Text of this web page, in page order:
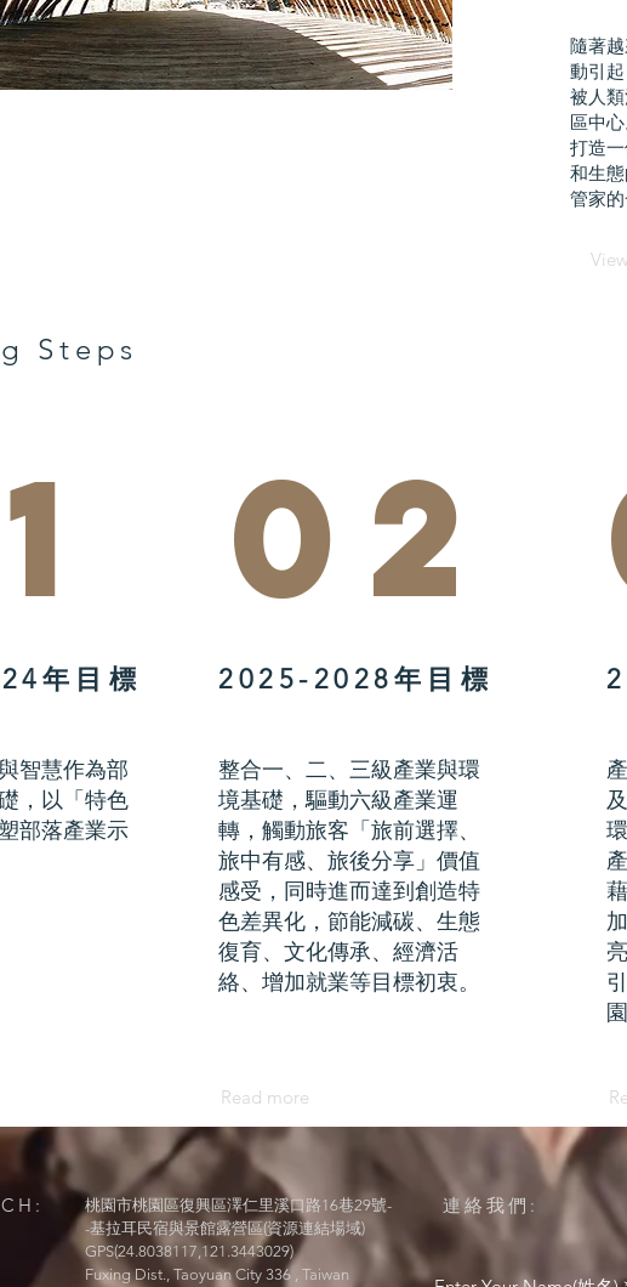
隨著
動引
被人
區中
打造
和生
管家的
Steps
年目標
智慧作為部
，以「特色
部落產業示
02
2025-2028年目標
整合一、二、三級產業與環
境基礎，驅動六級產業運
轉，觸動旅客「旅前選擇、
旅中有感、旅後分享」價值
感受，同時進而達到創造特
色差異化，節能減碳、生態
復育、文化傳承、經濟活
絡、增加就業等目標初衷。
Read more
桃園市桃園區復興區澤仁里溪口路16巷29號-
-基拉耳民宿與景館露營區(資源連結場域)
GPS(24.8038117,121.3443029)
Fuxing Dist., Taoyuan City 336 , Taiwan
連絡我們: